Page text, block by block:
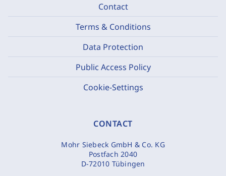
Contact
Terms & Conditions
Data Protection
Public Access Policy
Cookie-Settings
CONTACT
Mohr Siebeck GmbH & Co. KG
Postfach 2040
D-72010 Tübingen